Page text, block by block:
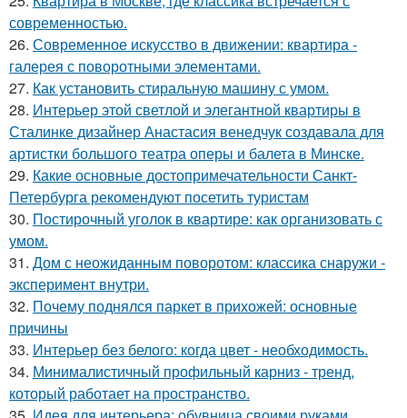
современностью.
26. Современное искусство в движении: квартира -
галерея с поворотными элементами.
27. Как установить стиральную машину с умом.
28. Интерьер этой светлой и элегантной квартиры в
Сталинке дизайнер Анастасия венедчук создавала для
артистки большого театра оперы и балета в Минске.
29. Какие основные достопримечательности Санкт-
Петербурга рекомендуют посетить туристам
30. Постирочный уголок в квартире: как организовать с
умом.
31. Дом с неожиданным поворотом: классика снаружи -
эксперимент внутри.
32. Почему поднялся паркет в прихожей: основные
причины
33. Интерьер без белого: когда цвет - необходимость.
34. Минималистичный профильный карниз - тренд,
который работает на пространство.